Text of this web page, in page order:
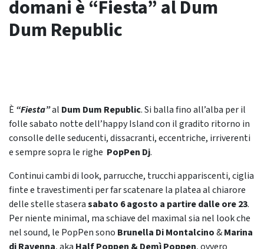
domani è “Fiesta” al Dum
Dum Republic
È “Fiesta”al Dum Dum Republic. Si balla fino all’alba per il
folle sabato notte dell’happy Island con il gradito ritorno in
consolle delle seducenti, dissacranti, eccentriche, irriverenti
e sempre sopra le righe PopPen Dj.
Continui cambi di look, parrucche, trucchi appariscenti, ciglia
finte e travestimenti per far scatenare la platea al chiarore
delle stelle staserasabato 6 agosto a partire dalle ore 23.
Per niente minimal, ma schiave del maximal sia nel look che
nel sound, le PopPen sono Brunella Di Montalcino&Marina